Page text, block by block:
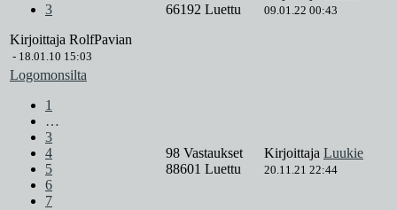
3
Kirjoittaja RolfPavian
- 18.01.10 15:03
66192 Luettu
09.01.22 00:43
Logomonsilta
1
…
3
4
5
6
7
98 Vastaukset
88601 Luettu
Kirjoittaja Luukie
20.11.21 22:44